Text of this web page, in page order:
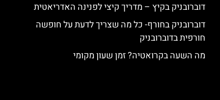
דוברובניק בקיץ – מדריך קיצי לפנינה האדריאטית
דוברובניק בחורף- כל מה שצריך לדעת על חופשה
חורפית בדוברובניק
מה השעה בקרואטיה? זמן שעון מקומי